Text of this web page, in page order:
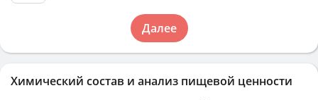
Химический состав и анализ пищевой ценности
Далее